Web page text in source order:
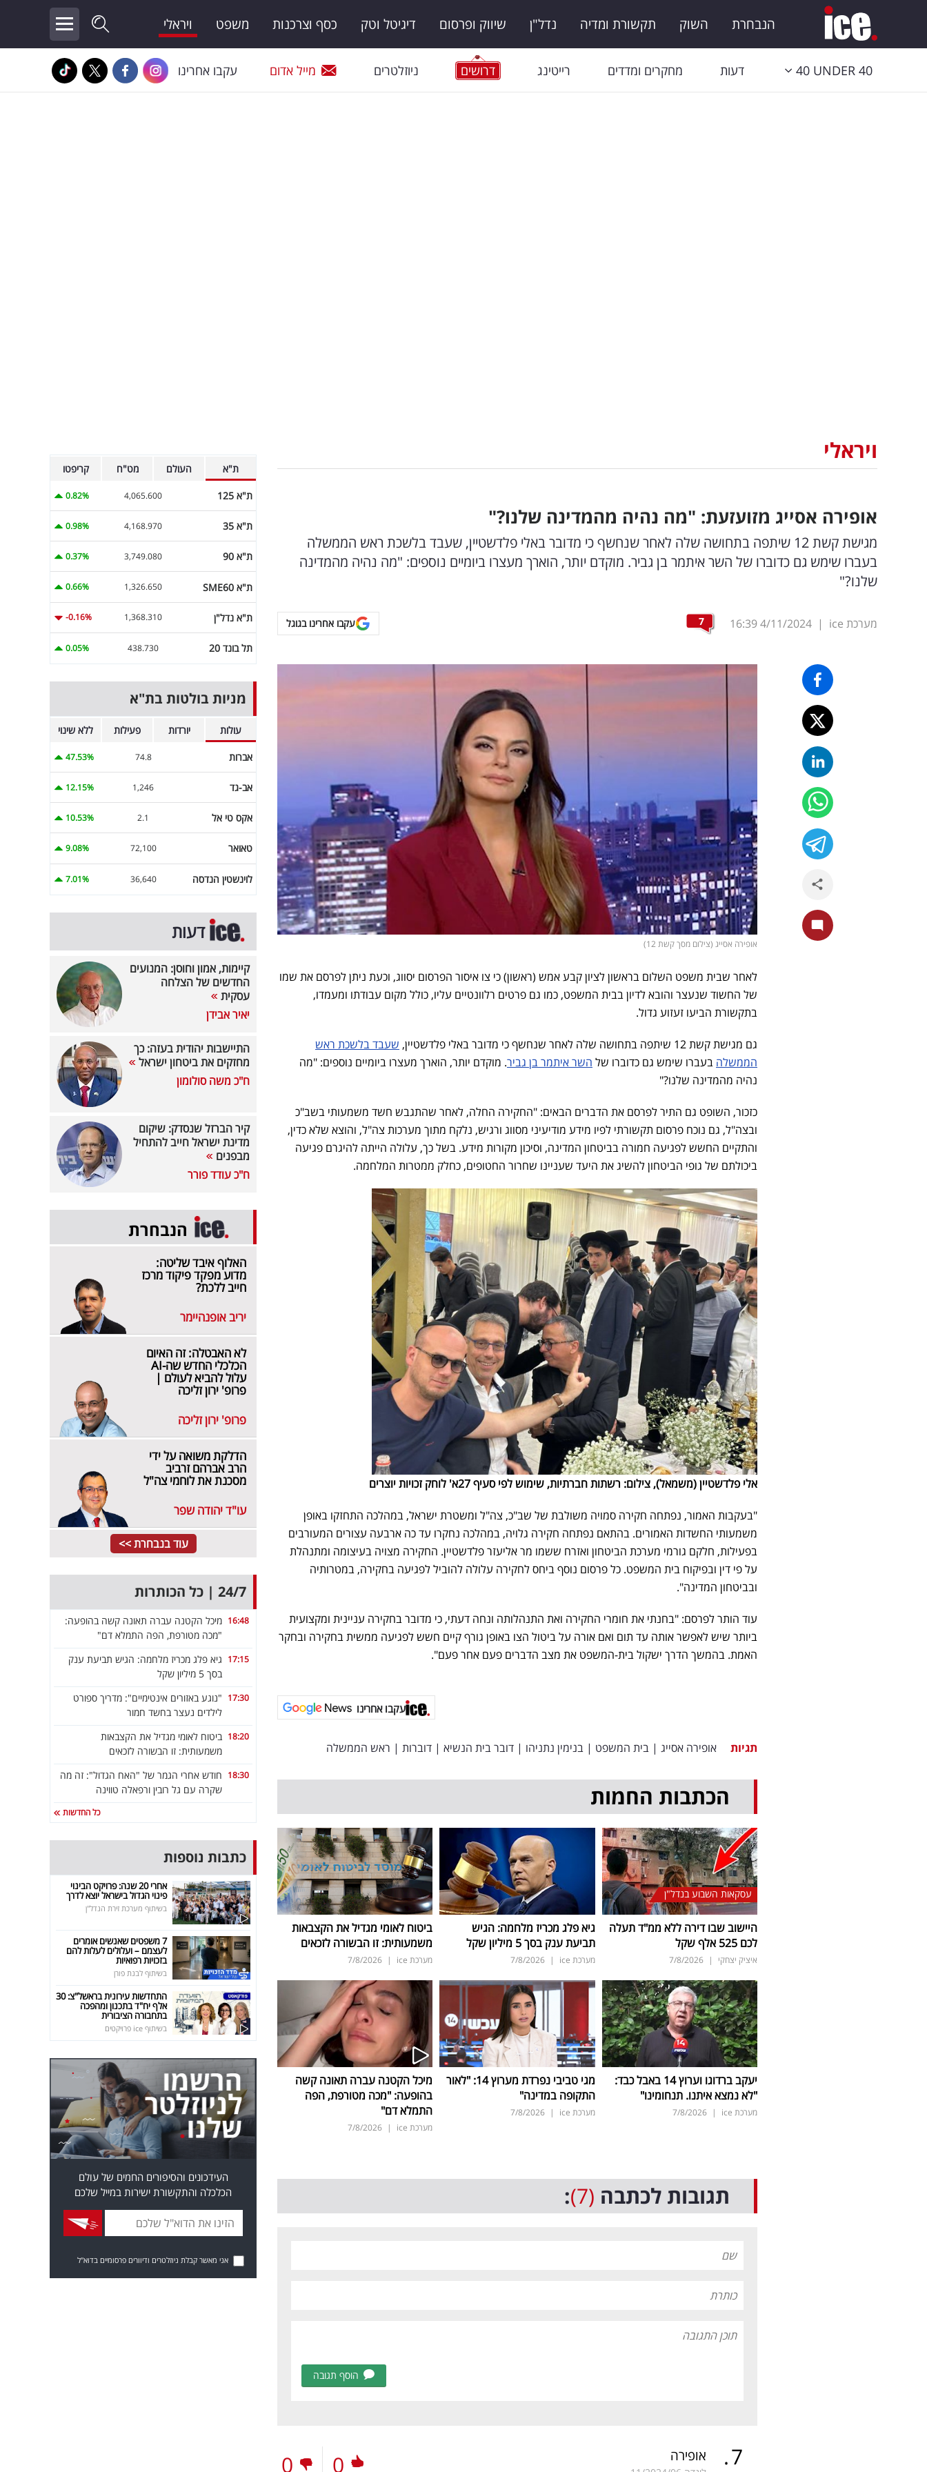
הנבחרת השוק תקשורת ומדיה נדל"ן שיווק ופרסום דיגיטל וטק כסף וצרכנות משפט ויראלי
40 UNDER 40 דעות מחקרים ומדדים רייטינג דרושים ניוזלטרים מייל אדום עקבו אחרינו
ויראלי
אופירה אסייג מזועזעת: "מה נהיה מהמדינה שלנו?"
מגישת קשת 12 שיתפה בתחושה שלה לאחר שנחשף כי מדובר באלי פלדשטיין, שעבד בלשכת ראש הממשלה
בעברו שימש גם כדוברו של השר איתמר בן גביר. מוקדם יותר, הוארך מעצרו ביומיים נוספים: "מה נהיה מהמדינה
שלנו?"
מערכת ice |
4/11/2024
16:39
7 עקבו אחרינו בגוגל
אופירה אסייג (צילום מסך קשת 12)
לאחר שבית משפט השלום בראשון לציון קבע אמש (ראשון) כי צו איסור הפרסום יסווג, וכעת ניתן לפרסם את שמו
של החשוד שנעצר והובא לדיון בבית המשפט, כמו גם פרטים רלוונטיים עליו, כולל מקום עבודתו ומעמדו,
בתקשורת הביעו זעזוע גדול.
גם מגישת קשת 12 שיתפה בתחושה שלה לאחר שנחשף כי מדובר באלי פלדשטיין,
שעבד בלשכת ראש
הממשלה בעברו שימש גם כדוברו של השר איתמר בן גביר. מוקדם יותר, הוארך מעצרו ביומיים נוספים: "מה
נהיה מהמדינה שלנו?"
כזכור, השופט גם התיר לפרסם את הדברים הבאים: "החקירה החלה, לאחר שהתגבש חשד משמעותי בשב"כ
ובצה"ל, גם נוכח פרסום תקשורתי לפיו מידע מודיעיני מסווג ורגיש, נלקח מתוך מערכות צה"ל, והוצא שלא כדין,
והתקיים החשש לפגיעה חמורה בביטחון המדינה, וסיכון מקורות מידע. בשל כך, עלולה הייתה להיגרם פגיעה
ביכולתם של גופי הביטחון להשיג את היעד שעניינו שחרור החטופים, כחלק ממטרות המלחמה.
אלי פלדשטיין (משמאל), צילום: רשתות חברתיות, שימוש לפי סעיף 27א' לוחק זכויות יוצרים
"בעקבות האמור, נפתחה חקירה סמויה משולבת של שב"כ, צה"ל ומשטרת ישראל, במהלכה התחזקו באופן
משמעותי החשדות האמורים. בהתאם נפתחה חקירה גלויה, במהלכה נחקרו עד כה ארבעה עצורים המעורבים
בפעילות, חלקם גורמי מערכת הביטחון ואזרח ששמו מר אליעזר פלדשטיין. החקירה מצויה בעיצומה ומתנהלת
על פי דין ובפיקוח בית המשפט. כל פרסום נוסף ביחס לחקירה עלולה להוביל לפגיעה בחקירה, במטרותיה
ובביטחון המדינה".
עוד הותר לפרסם: "בחנתי את חומרי החקירה ואת התנהלותה ונחה דעתי, כי מדובר בחקירה עניינית ומקצועית
ביותר שיש לאפשר אותה עד תום ואם אורה על ביטול הצו באופן גורף קיים חשש לפגיעה ממשית בחקירה ובחקר
האמת. בהמשך הדרך ישקול בית-המשפט את מצב הדברים פעם אחר פעם".
עקבו אחרינו
תגיות אופירה אסייג | בית המשפט | בנימין נתניהו | דובר בית הנשיא | דוברות | ראש הממשלה
הכתבות החמות
עסקאות השבוע בנדל"ן
היישוב שבו דירה ללא ממ"ד תעלה
לכם 525 אלף שקל
איציק יצחקי |
7/8/2026
גיא פלג מכריז מלחמה: הגיש
תביעת ענק בסך 5 מיליון שקל
מערכת ice |
7/8/2026
ביטוח לאומי מגדיל את הקצבאות
משמעותית: זו הבשורה לזכאים
מערכת ice |
7/8/2026
יעקב ברדוגו וערוץ 14 באבל כבד:
"לא נמצא איתנו. תנחומינו"
מערכת ice |
7/8/2026
מגי טביבי נפרדת מערוץ 14: "לאור
התקופה במדינה"
מערכת ice |
7/8/2026
מיכל הקטנה עברה תאונה קשה
בהופעה: "מכה מטורפת, הפה
התמלא דם"
מערכת ice |
7/8/2026
תגובות לכתבה (7)
:
הוסף תגובה
7
. אופירה 0
0
ת"א העולם מט"ח קריפטו
ת"א 125 4,065.600
0.82%
ת"א 35 4,168.970
0.98%
ת"א 90 3,749.080
0.37%
ת"א SME60 1,326.650
0.66%
ת"א נדל"ן 1,368.310
-0.16%
תל בונד 20 438.730
0.05%
מניות בולטות בת"א
עולות יורדות פעילות ללא שינוי
אברות 74.8
47.53%
אב-גד 1,246
12.15%
אקס טי אל 2.1
10.53%
טאואר 72,100
9.08%
לוינשטין הנדסה 36,640
7.01%
דעות
קיימות, אמון וחוסן: המנועים
החדשים של הצלחה
עסקית
יאיר אבידן
התיישבות יהודית בעזה: כך
מחזקים את ביטחון ישראל
ח"כ משה סולומון
קיר הברזל שנסדק: שיקום
מדינת ישראל חייב להתחיל
מבפנים
ח"כ עודד פורר
הנבחרת
האלוף איבד שליטה:
מדוע מפקד פיקוד מרכז
חייב ללכת?
יריב אופנהיימר
לא האבטלה: זה האיום
הכלכלי החדש שה-AI
עלול להביא לעולם |
פרופ' ירון זליכה
פרופ' ירון זליכה
הדלקת משואה על ידי
הרב אברהם זרביב
מסכנת את לוחמי צה"ל
עו"ד יהודה שפר
עוד בנבחרת >>
24/7 | כל הכותרות
16:48 מיכל הקטנה עברה תאונה קשה בהופעה:
"מכה מטורפת, הפה התמלא דם"
17:15 גיא פלג מכריז מלחמה: הגיש תביעת ענק
בסך 5 מיליון שקל
17:30 "נוגע באזורים אינטימיים": מדריך ספורט
לילדים נעצר בחשד חמור
18:20 ביטוח לאומי מגדיל את הקצבאות
משמעותית: זו הבשורה לזכאים
18:30 חודש אחרי הגמר של "האח הגדול": זה מה
שקרה עם גל רובין ורפאלה טווינה
כל החדשות
כתבות נוספות
אחרי 20 שנה: פרויקט הבינוי
פינוי הגדול בישראל יוצא לדרך
בשיתוף מערכת זירת הנדל"ן
7 משפטים שאנשים אומרים
לעצמם – ועלולים לעלות להם
בזכויות רפואיות
בשיתוף לבנת פורן
התחדשות עירונית בראשל"צ: 30
אלף יח"ד בתכנון ומהפכה
בתחבורה הציבורית
בשיתוף ice פרויקטים
העידכונים והסיפורים החמים של עולם
הכלכלה והתקשורת ישירות במייל שלכם
אני מאשר קבלת ניוזלטרים ודיוורים פרסומיים בדוא"ל